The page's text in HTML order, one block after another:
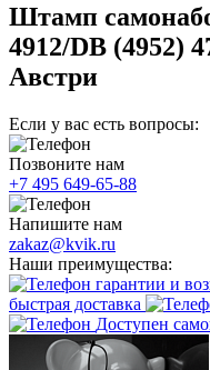
Штамп
4912/DB (4952)
Австри
Если у вас есть вопросы:
Позвоните нам
+7 495 649-65-88
Напишите нам
zakaz@kvik.ru
Наши преимущества:
гарантии и
быстрая доставка
Доступен